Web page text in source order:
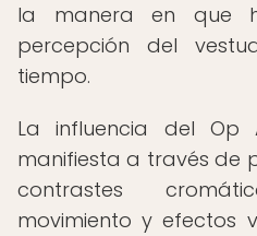
la manera en que
percepción del
tiempo.
La influencia del
manifiesta a través de
contrastes
movimiento y efectos